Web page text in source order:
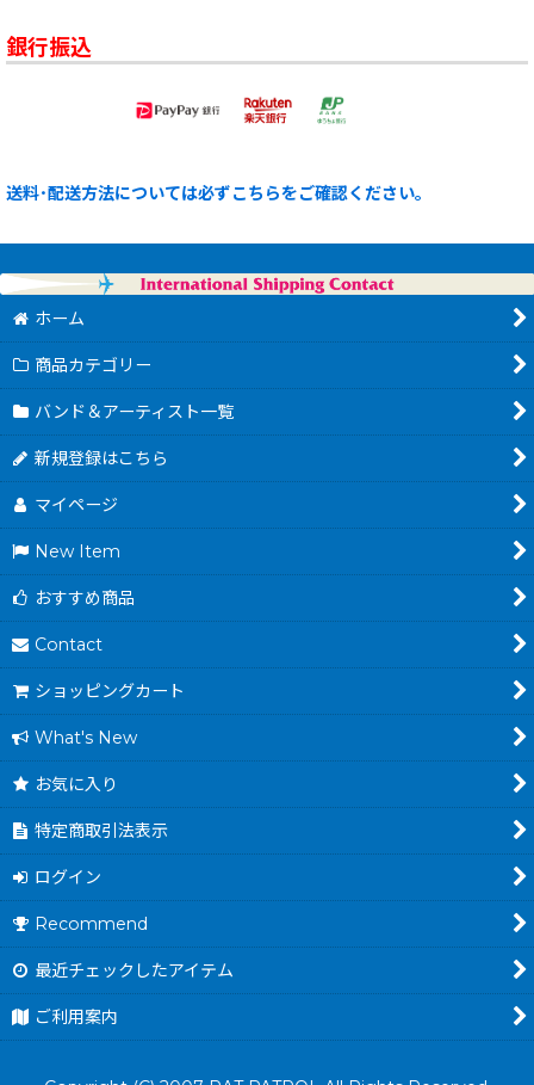
銀行振込
送料･配送方法については必ずこちらをご確認ください。
ホーム
商品カテゴリー
バンド＆アーティスト一覧
新規登録はこちら
マイページ
New Item
おすすめ商品
Contact
ショッピングカート
What's New
お気に入り
特定商取引法表示
ログイン
Recommend
最近チェックしたアイテム
ご利用案内